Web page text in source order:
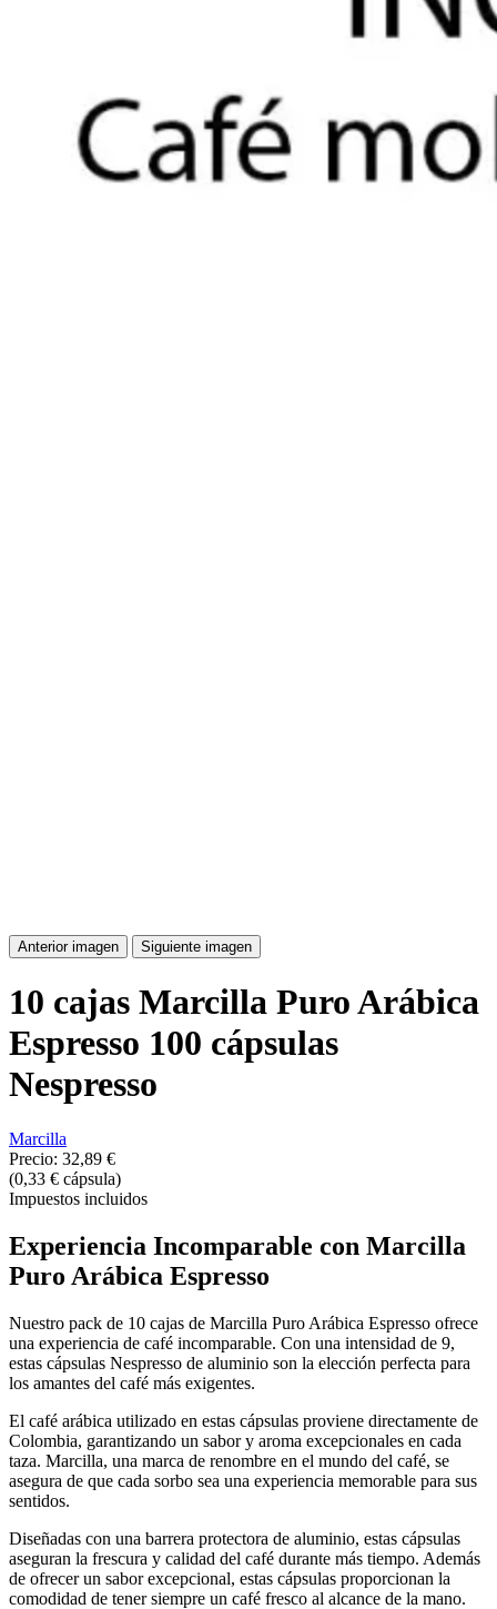
Anterior imagen Siguiente imagen
10 cajas Marcilla Puro Arábica
Espresso 100 cápsulas
Nespresso
Marcilla
Precio: 32,89 €
(0,33 € cápsula)
Impuestos incluidos
Experiencia Incomparable con Marcilla
Puro Arábica Espresso
Nuestro pack de 10 cajas de Marcilla Puro Arábica Espresso ofrece
una experiencia de café incomparable. Con una intensidad de 9,
estas cápsulas Nespresso de aluminio son la elección perfecta para
los amantes del café más exigentes.
El café arábica utilizado en estas cápsulas proviene directamente de
Colombia, garantizando un sabor y aroma excepcionales en cada
taza. Marcilla, una marca de renombre en el mundo del café, se
asegura de que cada sorbo sea una experiencia memorable para sus
sentidos.
Diseñadas con una barrera protectora de aluminio, estas cápsulas
aseguran la frescura y calidad del café durante más tiempo. Además
de ofrecer un sabor excepcional, estas cápsulas proporcionan la
comodidad de tener siempre un café fresco al alcance de la mano.